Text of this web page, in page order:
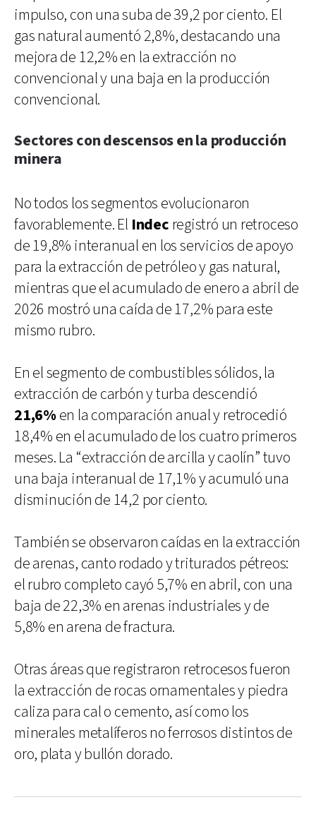
impulso, con una suba de 39,2 por ciento. El
gas natural aumentó 2,8%, destacando una
mejora de 12,2% en la extracción no
convencional y una baja en la producción
convencional.
Sectores con descensos en la producción
minera
No todos los segmentos evolucionaron
favorablemente. El Indec registró un retroceso
de 19,8% interanual en los servicios de apoyo
para la extracción de petróleo y gas natural,
mientras que el acumulado de enero a abril de
2026 mostró una caída de 17,2% para este
mismo rubro.
En el segmento de combustibles sólidos, la
extracción de carbón y turba descendió
21,6%en la comparación anual y retrocedió
18,4% en el acumulado de los cuatro primeros
meses. La “extracción de arcilla y caolín” tuvo
una baja interanual de 17,1% y acumuló una
disminución de 14,2 por ciento.
También se observaron caídas en la extracción
de arenas, canto rodado y triturados pétreos:
el rubro completo cayó 5,7% en abril, con una
baja de 22,3% en arenas industriales y de
5,8% en arena de fractura.
Otras áreas que registraron retrocesos fueron
la extracción de rocas ornamentales y piedra
caliza para cal o cemento, así como los
minerales metalíferos no ferrosos distintos de
oro, plata y bullón dorado.